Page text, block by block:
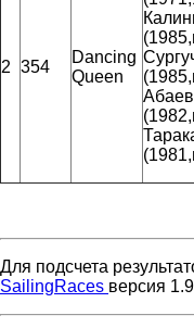
2 354
Dancing
Queen
Для подсчета
SailingRaces версия